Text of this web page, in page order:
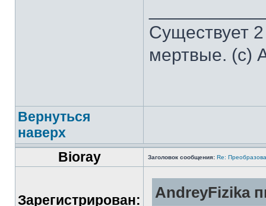
Существует
мертвые. (с)
Вернуться
наверх
Bioray
Заголовок сообщения: Re:
Зарегистрирован:
AndreyFizika